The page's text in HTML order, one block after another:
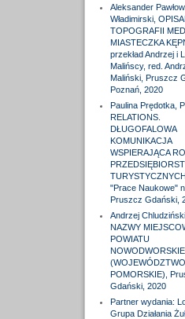
Aleksander
Władimirski,
TOPOGRAFII
MIASTECZKA
przekład Andrzej i
Malińscy, red.
Maliński, Pruszcz
Poznań, 2020
Paulina Prędotka,
RELATIONS.
DŁUGOFALOWA
KOMUNIKACJA
WSPIERAJĄCA
"Prace Naukowe"
Pruszcz Gdański,
Andrzej Chludziński,
NAZWY
POWIATU
(WOJEWÓDZTWO
POMORSKIE),
Gdański, 2020
Partner wydania:
Grupa Działania